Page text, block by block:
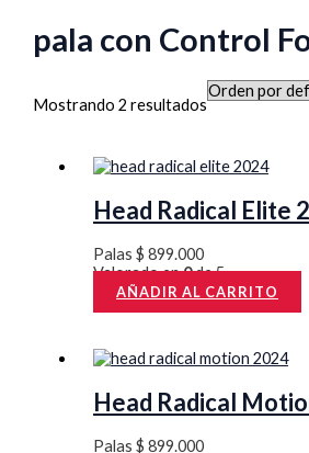
pala con Control
Mostrando 2 resultados
Head Radical Elite
Palas$ 899.000
Valorado en0de 5
AÑADIR AL CARRITO
Head Radical
Palas$ 899.000